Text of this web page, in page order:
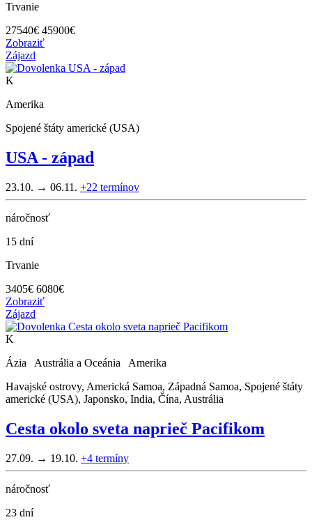
Trvanie
27540€ 45900€
Zobraziť
Zájazd
K
Amerika
Spojené štáty americké (USA)
USA - západ
23.10. → 06.11. +22 termínov
náročnosť
15 dní
Trvanie
3405€ 6080€
Zobraziť
Zájazd
K
Ázia Austrália a Oceánia Amerika
Havajské ostrovy, Americká Samoa, Západná Samoa, Spojené štáty
americké (USA), Japonsko, India, Čína, Austrália
Cesta okolo sveta naprieč Pacifikom
27.09. → 19.10. +4 termíny
náročnosť
23 dní